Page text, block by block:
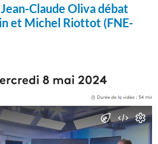
Jean-Claude Oliva débat
et Michel Riottot (FNE-